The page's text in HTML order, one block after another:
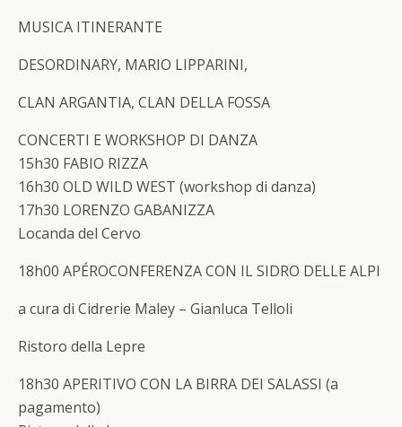
MUSICA ITINERANTE
DESORDINARY, MARIO LIPPARINI,
CLAN ARGANTIA, CLAN DELLA FOSSA
CONCERTI E WORKSHOP DI DANZA
15h30 FABIO RIZZA
16h30 OLD WILD WEST (workshop di danza)
17h30 LORENZO GABANIZZA
Locanda del Cervo
18h00 APÉROCONFERENZA CON IL SIDRO DELLE ALPI
a cura di Cidrerie Maley – Gianluca Telloli
Ristoro della Lepre
18h30 APERITIVO CON LA BIRRA DEI SALASSI (a
pagamento)